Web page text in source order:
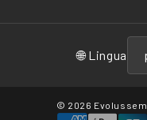
🌐 Lingua
© 2026 Evolussem